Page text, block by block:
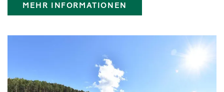
MEHR INFORMATIONEN